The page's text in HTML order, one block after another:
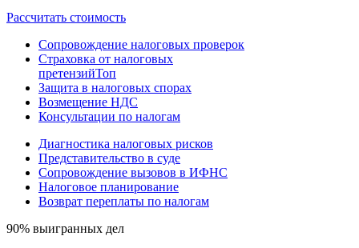
Рассчитать стоимость
Сопровождение налоговых проверок
Страховка от налоговых
претензийТоп
Защита в налоговых спорах
Возмещение НДС
Консультации по налогам
Диагностика налоговых рисков
Представительство в суде
Сопровождение вызовов в ИФНС
Налоговое планирование
Возврат переплаты по налогам
90% выигранных дел